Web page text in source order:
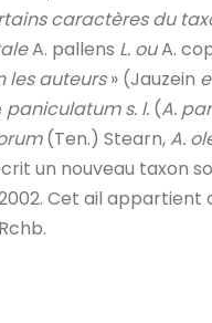
caractères du
A. pallens L. ouA.
les auteurs» (Jauzein
paniculatum s. l. (A.
(Ten.) Stearn,A.
un nouveau taxon
Cet ail appartient